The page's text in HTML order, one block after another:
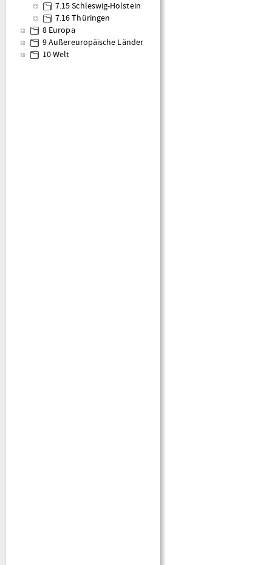
7.15 Schleswig-Holstein
7.16 Thüringen
8 Europa
9 Außereuropäische Länder
10 Welt